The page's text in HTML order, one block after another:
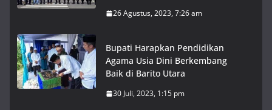
26 Agustus, 2023, 7:26 am
Bupati Harapkan Pendidikan
Agama Usia Dini Berkembang
Baik di Barito Utara
30 Juli, 2023, 1:15 pm